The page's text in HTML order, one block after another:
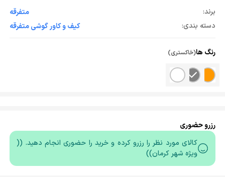
برند:
متفرقه
دسته بندی:
کیف و کاور گوشی متفرقه
رنگ ها(خاکستری)
رزرو حضوری
کالای مورد نظر را رزرو کرده و خرید را حضوری انجام دهید. ((
ویژه شهر کرمان))